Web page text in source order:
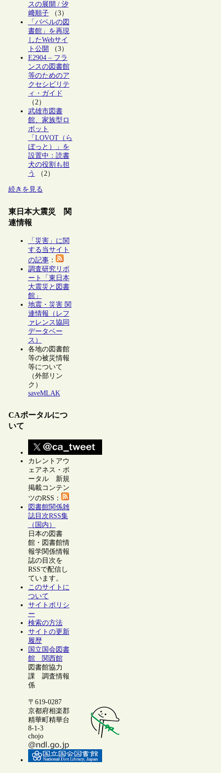
スの展開 / 汐
﨑順子（3）
「バベルの図
書館」を再現
したWebサイ
ト公開
（3）
E2904 – フラ
ンスの図書館
等のためのア
クセシビリテ
ィ・ガイド
（2）
武雄市図書
館、家族型ロ
ボット
「LOVOT（ら
ぼっと）」を
設置中：読書
犬の役割も担
う
（2）
続きを見る
東日本大震災 関
連情報
「災害」に関
する当サイト
の記事：
調査研究リポ
ート「東日本
大震災と図書
館」
地震・災害 関
連情報（レフ
ァレンス協同
データベー
ス）
各地の図書館
等の被災情報
等について
（外部リン
ク）
saveMLAK
CAポータルにつ
いて
カレントアウ
ェアネス・ポ
ータル 新規
掲載コンテン
ツのRSS：
図書館関係雑
誌目次RSS集
（国内）
日本の図書
館・図書館情
報学関係情報
誌の目次を
RSSで配信し
ています。
このサイトに
ついて
サイトポリシ
ー
検索の方法
サイトの更新
履歴
国立国会図書
館 関西館
図書館協力
課 調査情報
係
〒619-0287
京都府相楽郡
精華町精華台
8-1-3
chojo